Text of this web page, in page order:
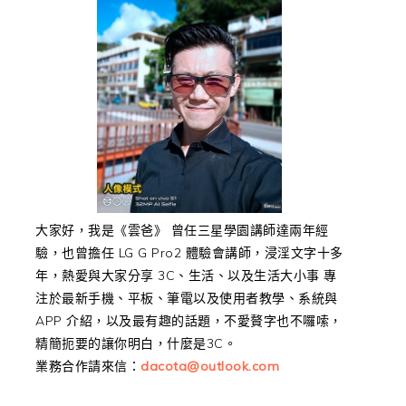
大家好，我是《雲爸》 曾任三星學園講師達兩年經
驗，也曾擔任 LG G Pro2 體驗會講師，浸淫文字十多
年，熱愛與大家分享 3C、生活、以及生活大小事 專
注於最新手機、平板、筆電以及使用者教學、系統與
APP 介紹，以及最有趣的話題，不愛贅字也不囉嗦，
精簡扼要的讓你明白，什麼是3C。
業務合作請來信： dacota@outlook.com